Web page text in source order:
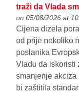
traži da Vlada
on 05/08/2026 at
Cijena dizela
od prije nekoliko
poslanika
Vladu da iskoristi
smanjenje akciza
bi zaštitila